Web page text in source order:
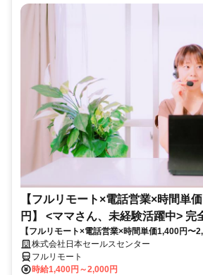
【フルリモート×電話営業×時間単
円】 <ママさん、未経験活躍中> 完
で家庭と仕事の両立を実現
【フルリモート×電話営業×時間単価1,400円〜
あり】 ＜ママさん、未経験活躍中＞ 完全在宅
両立を実現
株式会社日本セールスセンター
フルリモート
時給1,400円～2,000円